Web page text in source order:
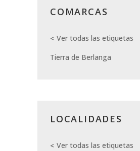
COMARCAS
Ver todas las etiquetas
Tierra de Berlanga
LOCALIDADES
Ver todas las etiquetas